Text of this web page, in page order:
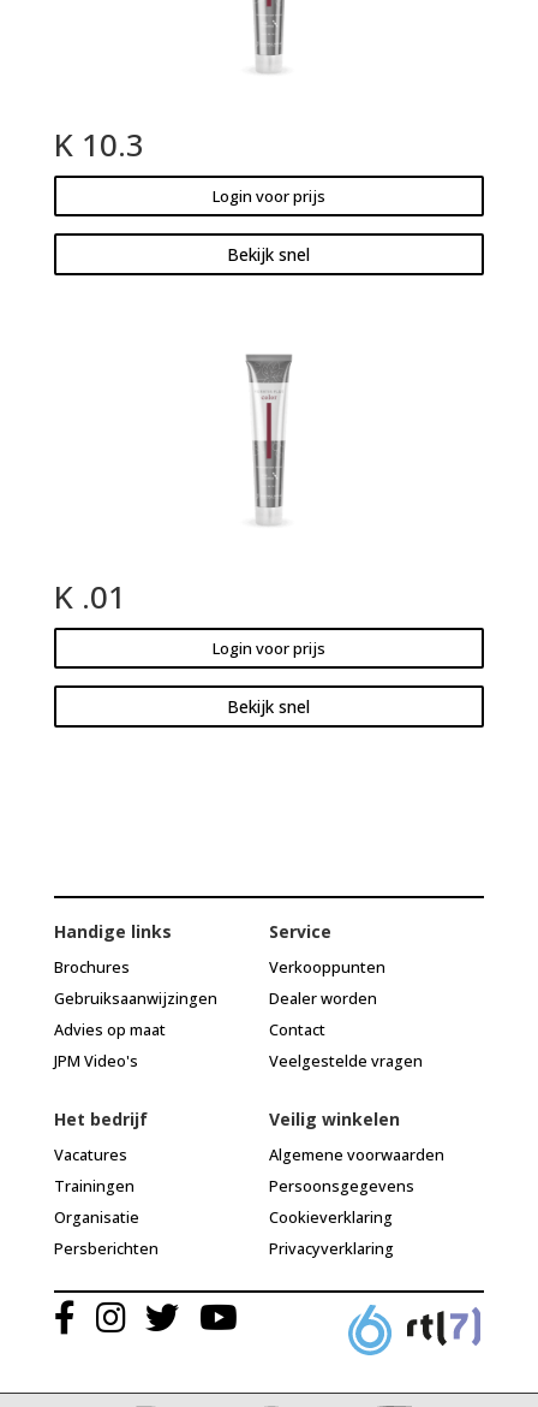
K 10.3
Login voor prijs
Bekijk snel
K .01
Login voor prijs
Bekijk snel
Handige links
Brochures
Gebruiksaanwijzingen
Advies op maat
JPM Video's
Service
Verkooppunten
Dealer worden
Contact
Veelgestelde vragen
Het bedrijf
Vacatures
Trainingen
Organisatie
Persberichten
Veilig winkelen
Algemene voorwaarden
Persoonsgegevens
Cookieverklaring
Privacyverklaring